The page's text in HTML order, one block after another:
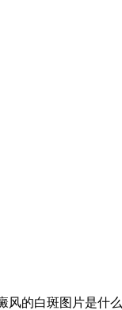
的白斑图片是什